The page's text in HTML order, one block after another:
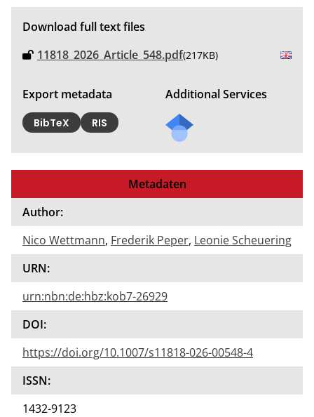
Download full text files
11818_2026_Article_548.pdf(217KB)
Export metadata
BibTeX RIS
Additional Services
Metadaten
Author:
Nico Wettmann, Frederik Peper, Leonie Scheuering
URN:
urn:nbn:de:hbz:kob7-26929
DOI:
https://doi.org/10.1007/s11818-026-00548-4
ISSN:
1432-9123